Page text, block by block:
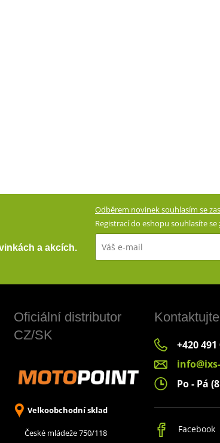
a akcích.
Odběrem novinek souhlasím se
Registrací do eshopu souhlasíte se
Oficiální distributor
CZ/SK
Velkoobchodní sklad
České mládeže 750/118
+420 491
Po - Pá
Facebook